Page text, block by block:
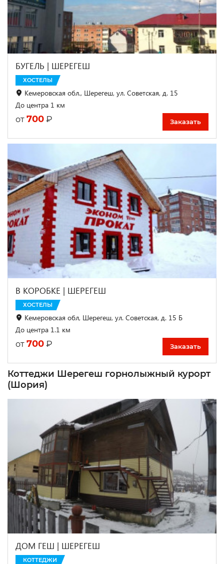
БУГЕЛЬ | ШЕРЕГЕШ
ХОСТЕЛЫ
Кемеровская обл., Шерегеш, ул. Советская, д. 15
До центра 1 км
от 700 ₽ Заказать
В КОРОБКЕ | ШЕРЕГЕШ
ХОСТЕЛЫ
Кемеровская обл, Шерегеш, ул. Советская, д. 15 Б
До центра 1.1 км
от 700 ₽ Заказать
Коттеджи Шерегеш горнолыжный курорт
(Шория)
ДОМ ГЕШ | ШЕРЕГЕШ
КОТТЕДЖИ